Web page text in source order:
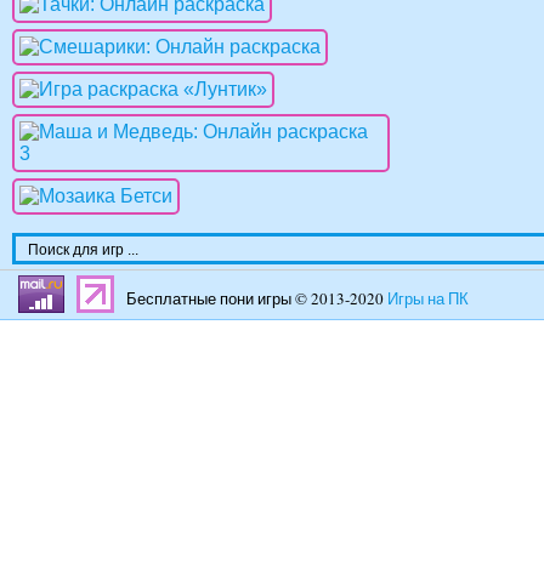
Бесплатные пони игры © 2013-2020 Игры на ПК